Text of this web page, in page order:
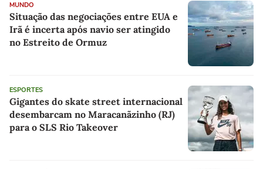
MUNDO
Situação das negociações entre EUA e
Irã é incerta após navio ser atingido
no Estreito de Ormuz
ESPORTES
Gigantes do skate street internacional
desembarcam no Maracanãzinho (RJ)
para o SLS Rio Takeover